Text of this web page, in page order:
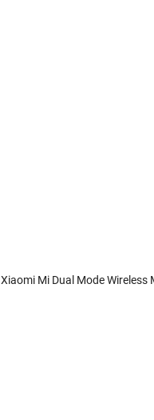
Xiaomi Mi Dual Mode Wireless